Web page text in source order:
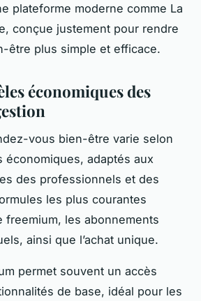
plateforme moderne comme La
conçue justement pour rendre
être plus simple et efficace.
économiques des
vous bien-être varie selon
économiques, adaptés aux
des professionnels et des
les plus courantes
freemium, les abonnements
ainsi que l’achat unique.
permet souvent un accès
de base, idéal pour les